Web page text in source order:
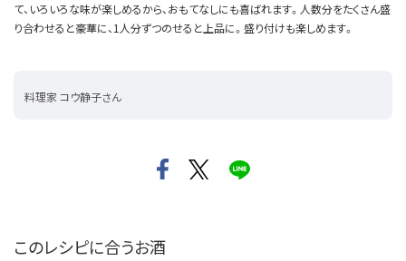
て、いろいろな味が楽しめるから、おもてなしにも喜ばれます。人数分をたくさん盛
り合わせると豪華に、1人分ずつのせると上品に。盛り付けも楽しめます。
料理家 コウ静子さん
このレシピに合うお酒